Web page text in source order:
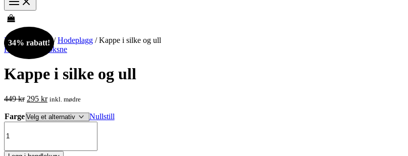
34% rabatt!
Hjem/Voksne /Hodeplagg / Kappe i silke og ull
Hodeplagg
Voksne
Kappe i silke og ull
449kr Opprinnelig
var:
295 krNåværende
er:
inkl. mødre
Farge
Nullstill
og